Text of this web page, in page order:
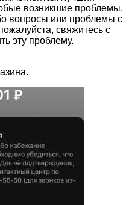
возникшие проблемы.
вопросы или проблемы с
свяжитесь с
эту проблему.